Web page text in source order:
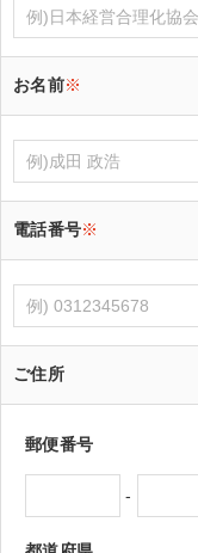
お名前※
電話番号※
ご住所
郵便番号
-